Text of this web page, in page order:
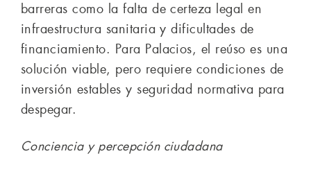
barreras como la falta de certeza legal en
infraestructura sanitaria y dificultades de
financiamiento. Para Palacios, el reúso es una
solución viable, pero requiere condiciones de
inversión estables y seguridad normativa para
despegar.
Conciencia y percepción ciudadana